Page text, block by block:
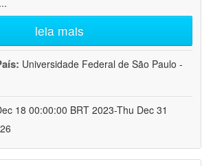
...
leia mais
Universidade Federal de São Paulo -
18 00:00:00 BRT 2023-Thu Dec 31